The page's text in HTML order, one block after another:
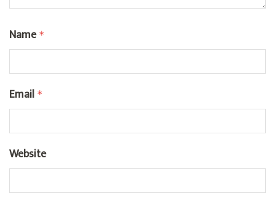
Name *
Email *
Website